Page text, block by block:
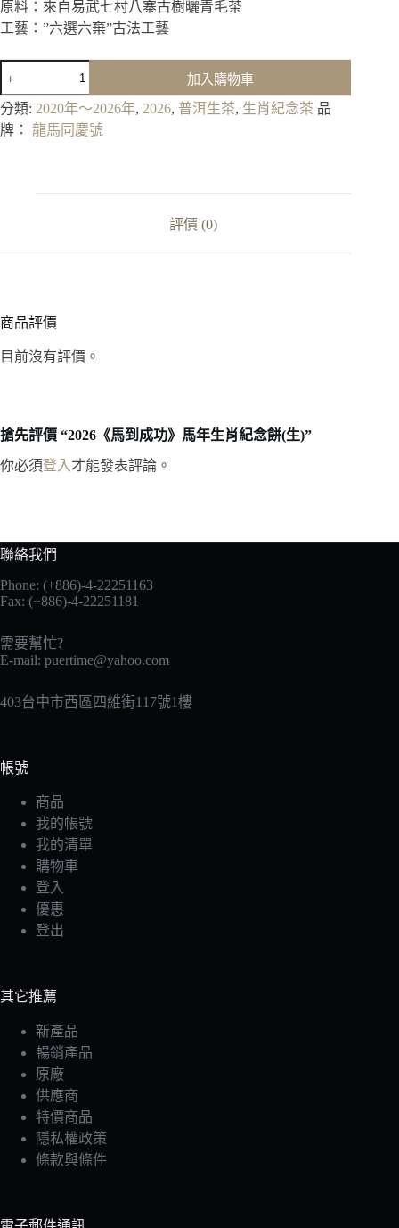
原料：來自易武七村八寨古樹曬青毛茶
工藝：”六選六棄”古法工藝
成
功》
量
加入購物車
分類: 2020年～2026年, 2026, 普洱生茶, 生肖紀念茶 品
牌： 龍馬同慶號
評價 (0)
商品評價
目前沒有評價。
搶先評價 “2026《馬到成功》馬年生肖紀念餅(生)”
你必須登入才能發表評論。
聯絡我們
Phone: (+886)-4-22251163
Fax: (+886)-4-22251181
需要幫忙?
E-mail: puertime@yahoo.com
403台中市西區四維街117號1樓
帳號
商品
我的帳號
我的清單
購物車
登入
優惠
登出
其它推薦
新產品
暢銷產品
原廠
供應商
特價商品
隱私權政策
條款與條件